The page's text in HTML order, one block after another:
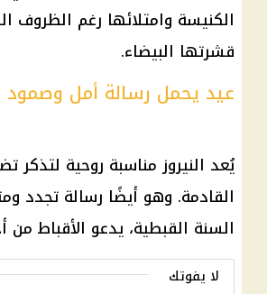
الكنيسة وامتلائها رغم الظروف
قشرتها البيضاء.
عيد يحمل رسالة أمل وصمود
يُعد النيروز مناسبة روحية
القادمة. وهو أيضًا رسالة تجدد
السنة القبطية، يدعو الأقباط
لا يفوتك